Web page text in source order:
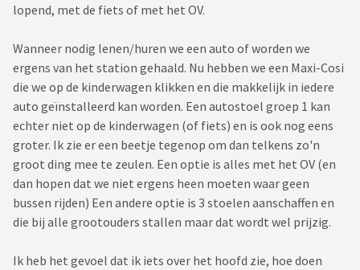
lopend, met de fiets of met het OV.
Wanneer nodig lenen/huren we een auto of worden we
ergens van het station gehaald. Nu hebben we een Maxi-Cosi
die we op de kinderwagen klikken en die makkelijk in iedere
auto geïnstalleerd kan worden. Een autostoel groep 1 kan
echter niet op de kinderwagen (of fiets) en is ook nog eens
groter. Ik zie er een beetje tegenop om dan telkens zo'n
groot ding mee te zeulen. Een optie is alles met het OV (en
dan hopen dat we niet ergens heen moeten waar geen
bussen rijden) Een andere optie is 3 stoelen aanschaffen en
die bij alle grootouders stallen maar dat wordt wel prijzig.
Ik heb het gevoel dat ik iets over het hoofd zie, hoe doen